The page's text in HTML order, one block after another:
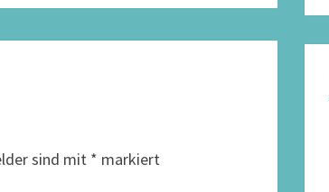
sind mit * markiert